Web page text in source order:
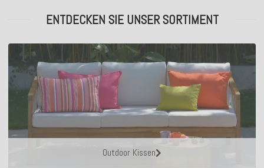
ENTDECKEN SIE UNSER SORTIMENT
Outdoor Kissen